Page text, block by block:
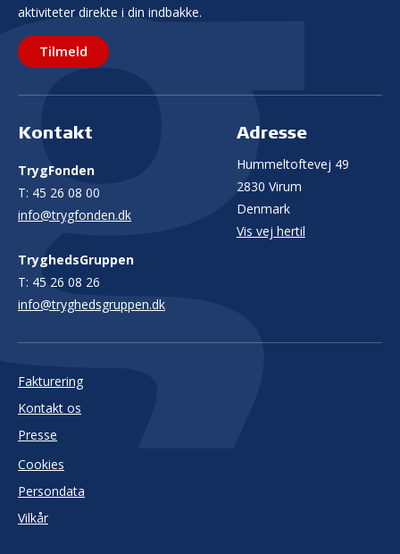
aktiviteter direkte i din indbakke.
Tilmeld
Kontakt
TrygFonden
T: 45 26 08 00
info@trygfonden.dk
TryghedsGruppen
T: 45 26 08 26
info@tryghedsgruppen.dk
Adresse
Hummeltoftevej 49
2830 Virum
Denmark
Vis vej hertil
Fakturering
Kontakt os
Presse
Cookies
Persondata
Vilkår